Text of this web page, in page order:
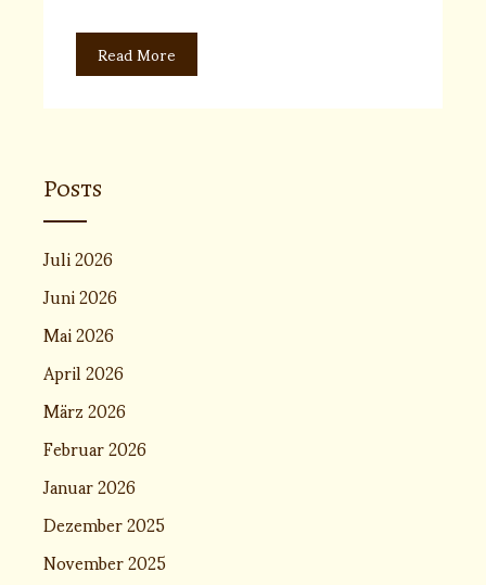
Read More
Posts
Juli 2026
Juni 2026
Mai 2026
April 2026
März 2026
Februar 2026
Januar 2026
Dezember 2025
November 2025